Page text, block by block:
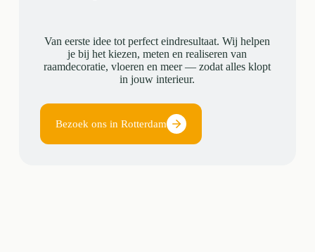
Van eerste idee tot perfect eindresultaat. Wij helpen
je bij het kiezen, meten en realiseren van
raamdecoratie, vloeren en meer — zodat alles klopt
in jouw interieur.
Bezoek ons in Rotterdam